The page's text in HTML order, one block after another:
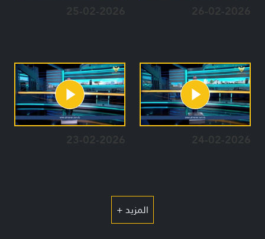
26-02-2026
25-02-2026
24-02-2026
23-02-2026
المزيد +